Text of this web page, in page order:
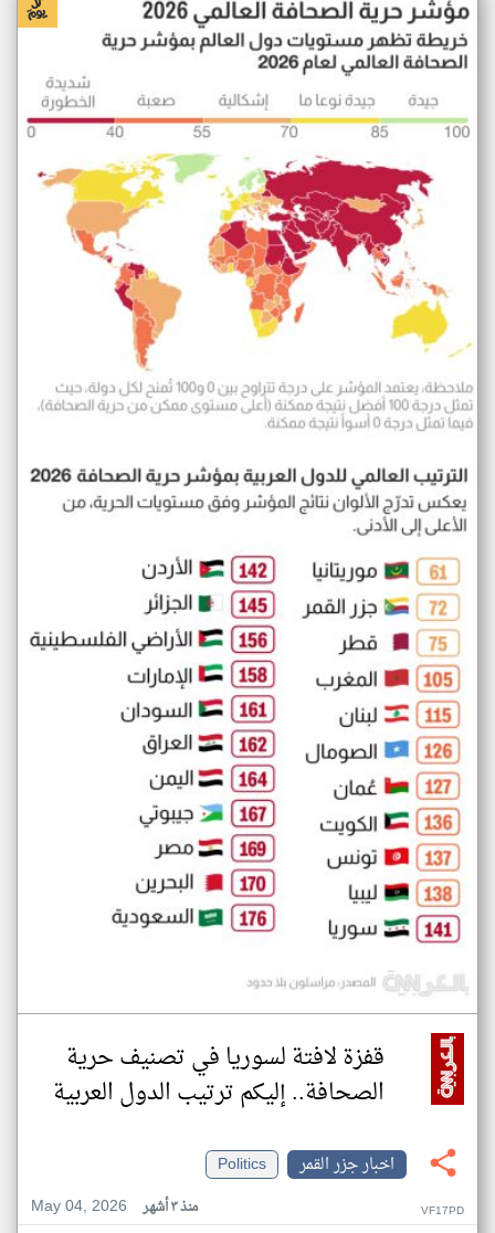
قفزة لافتة لسوريا في تصنيف حرية
الصحافة.. إليكم ترتيب الدول العربية
اخبار جزر القمر
Politics
May 04, 2026
منذ ٣ أشهر VF17PD